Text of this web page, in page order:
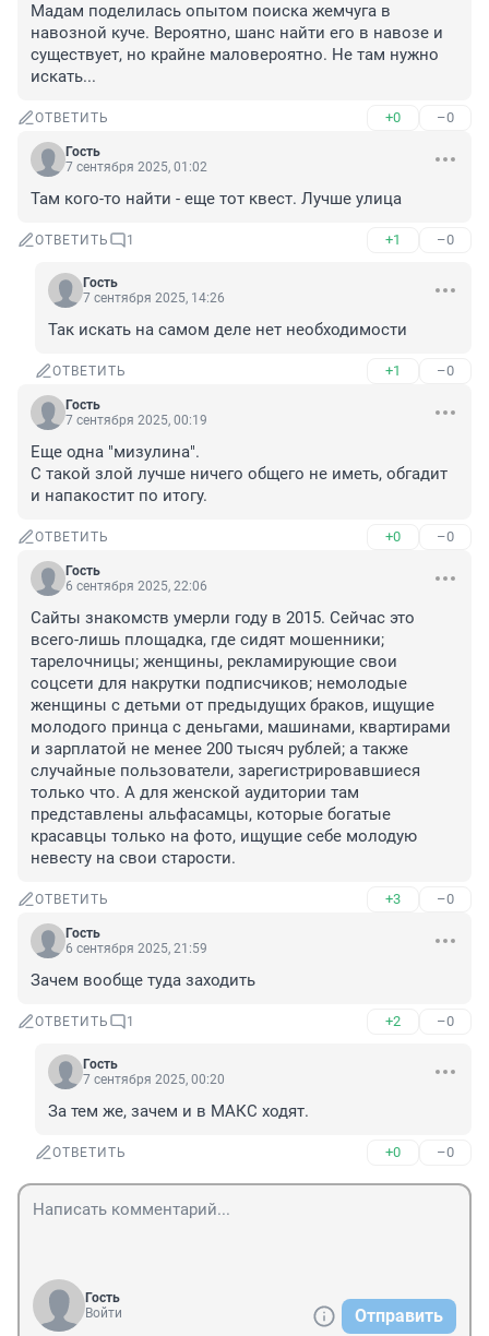
Мадам поделилась опытом поиска жемчуга в
навозной куче. Вероятно, шанс найти его в навозе и
существует, но крайне маловероятно. Не там нужно
искать...
ОТВЕТИТЬ +0 –0
Гость
7 сентября 2025, 01:02
Там кого-то найти - еще тот квест. Лучше улица
ОТВЕТИТЬ 1 +1 –0
Гость
7 сентября 2025, 14:26
Так искать на самом деле нет необходимости
ОТВЕТИТЬ +1 –0
Гость
7 сентября 2025, 00:19
Еще одна "мизулина".
С такой злой лучше ничего общего не иметь, обгадит
и напакостит по итогу.
ОТВЕТИТЬ +0 –0
Гость
6 сентября 2025, 22:06
Сайты знакомств умерли году в 2015. Сейчас это
всего-лишь площадка, где сидят мошенники;
тарелочницы; женщины, рекламирующие свои
соцсети для накрутки подписчиков; немолодые
женщины с детьми от предыдущих браков, ищущие
молодого принца с деньгами, машинами, квартирами
и зарплатой не менее 200 тысяч рублей; а также
случайные пользователи, зарегистрировавшиеся
только что. А для женской аудитории там
представлены альфасамцы, которые богатые
красавцы только на фото, ищущие себе молодую
невесту на свои старости.
ОТВЕТИТЬ +3 –0
Гость
6 сентября 2025, 21:59
Зачем вообще туда заходить
ОТВЕТИТЬ 1 +2 –0
Гость
7 сентября 2025, 00:20
За тем же, зачем и в МАКС ходят.
ОТВЕТИТЬ +0 –0
Гость
Войти
Отправить